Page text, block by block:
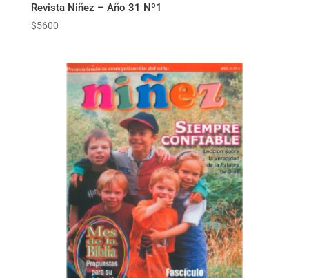
Revista Niñez – Año 31 Nº1
$5600